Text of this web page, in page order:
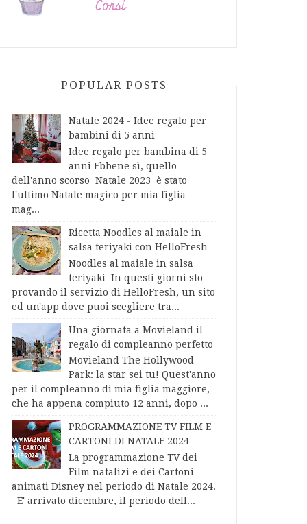
POPULAR POSTS
Natale 2024 - Idee regalo per
bambini di 5 anni
Idee regalo per bambina di 5
anni Ebbene sì, quello
dell'anno scorso Natale 2023 è stato
l'ultimo Natale magico per mia figlia
mag...
Ricetta Noodles al maiale in
salsa teriyaki con HelloFresh
Noodles al maiale in salsa
teriyaki In questi giorni sto
provando il servizio di HelloFresh, un sito
ed un'app dove puoi scegliere tra...
Una giornata a Movieland il
regalo di compleanno perfetto
Movieland The Hollywood
Park: la star sei tu! Quest'anno
per il compleanno di mia figlia maggiore,
che ha appena compiuto 12 anni, dopo ...
PROGRAMMAZIONE TV FILM E
CARTONI DI NATALE 2024
La programmazione TV dei
Film natalizi e dei Cartoni
animati Disney nel periodo di Natale 2024.
E' arrivato dicembre, il periodo dell...